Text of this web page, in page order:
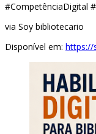
#CompetênciaDigital
via Soy bibliotecario
Disponível em: https://